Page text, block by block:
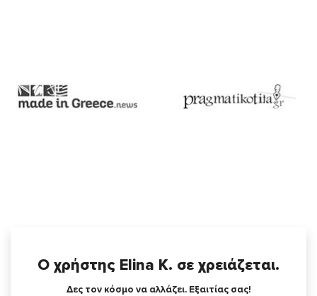
Ο χρήστης Elina K. σε χρειάζεται.
Δες τον κόσμο να αλλάζει. Εξαιτίας σας!